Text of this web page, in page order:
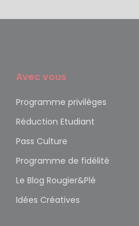
Avec vous
Programme privilèges
Réduction Etudiant
Pass Culture
Programme de fidélité
Le Blog Rougier&Plé
Idées Créatives